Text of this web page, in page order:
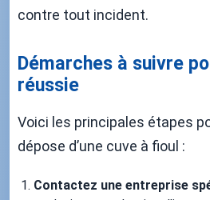
contre tout incident.
Démarches à suivre
réussie
Voici les principales étapes
dépose d’une cuve à fioul :
Contactez une entreprise